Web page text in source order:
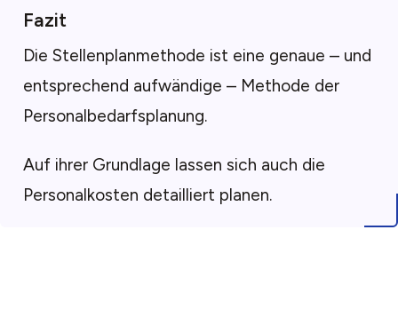
Fazit
Die Stellenplanmethode ist eine genaue – und
entsprechend aufwändige – Methode der
Personalbedarfsplanung.
Auf ihrer Grundlage lassen sich auch die
Personalkosten detailliert planen.